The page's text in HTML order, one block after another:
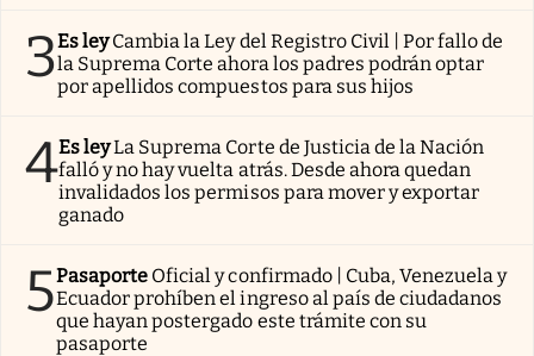
3Es ley Cambia la Ley del Registro Civil | Por fallo de
la Suprema Corte ahora los padres podrán optar
por apellidos compuestos para sus hijos
4Es leyLa Suprema Corte de Justicia de la Nación
falló y no hay vuelta atrás. Desde ahora quedan
invalidados los permisos para mover y exportar
ganado
5Pasaporte Oficial y confirmado | Cuba, Venezuela y
Ecuador prohíben el ingreso al país de ciudadanos
que hayan postergado este trámite con su
pasaporte